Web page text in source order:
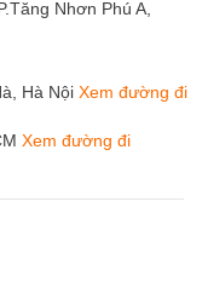
Nhơn Phú A,
Hà Nội Xem đường đi
Xem đường đi